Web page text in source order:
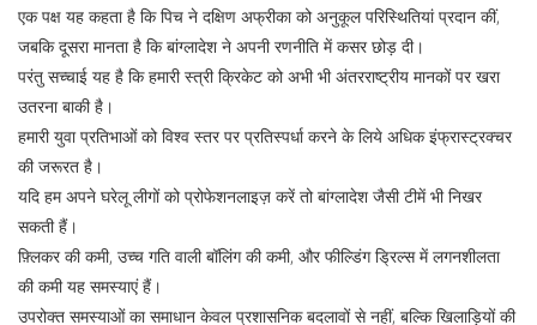
एक पक्ष यह कहता है कि पिच ने दक्षिण अफ्रीका को अनुकूल परिस्थितियां प्रदान कीं,
जबकि दूसरा मानता है कि बांग्लादेश ने अपनी रणनीति में कसर छोड़ दी।
परंतु सच्चाई यह है कि हमारी स्त्री क्रिकेट को अभी भी अंतरराष्ट्रीय मानकों पर खरा
उतरना बाकी है।
हमारी युवा प्रतिभाओं को विश्व स्तर पर प्रतिस्पर्धा करने के लिये अधिक इंफ्रास्ट्रक्चर
की जरूरत है।
यदि हम अपने घरेलू लीगों को प्रोफेशनलाइज़ करें तो बांग्लादेश जैसी टीमें भी निखर
सकती हैं।
फ़्लिकर की कमी, उच्च गति वाली बॉलिंग की कमी, और फील्डिंग ड्रिल्स में लगनशीलता
की कमी यह समस्याएं हैं।
उपरोक्त समस्याओं का समाधान केवल प्रशासनिक बदलावों से नहीं, बल्कि खिलाड़ियों की